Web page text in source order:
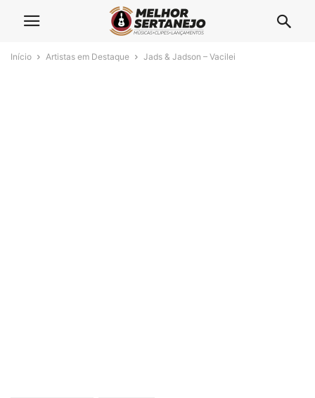
Início Artistas em Destaque Jads & Jadson – Vacilei